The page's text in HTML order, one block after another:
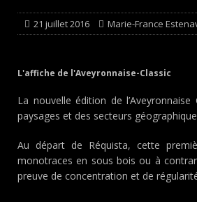
21 juillet 2016 Marie-France
L'affiche de l'Aveyronnaise-Classic
La nouvelle édition de
paysages et des secteurs
Au départ de Réquista, cette
monotraces en sous bois ou à
preuve de concentration et de